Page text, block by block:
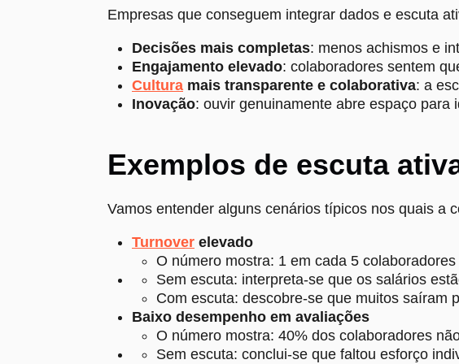
Empresas que conseguem integrar dados e escuta
Decisões mais completas: menos achismos e
Engajamento elevado: colaboradores sentem
Cultura mais transparente e colaborativa: a
Inovação: ouvir genuinamente abre espaço
Exemplos de escuta
Vamos entender alguns cenários típicos nos quais a
Turnover elevado
O número mostra: 1 em cada 5
Sem escuta: interpreta-se que os salários
Com escuta: descobre-se que muitos saíram
Baixo desempenho em avaliações
O número mostra: 40% dos colaboradores
Sem escuta: conclui-se que faltou esforço